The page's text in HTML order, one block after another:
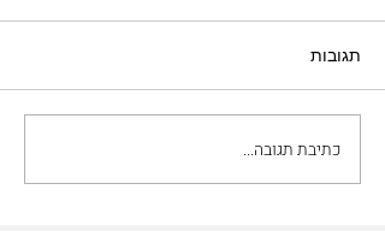
תגובות
כתיבת תגובה...